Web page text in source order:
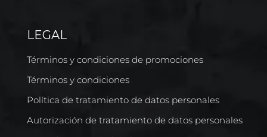
LEGAL
Términos y condiciones de promociones
Términos y condiciones
Política de tratamiento de datos personales
Autorización de tratamiento de datos personales